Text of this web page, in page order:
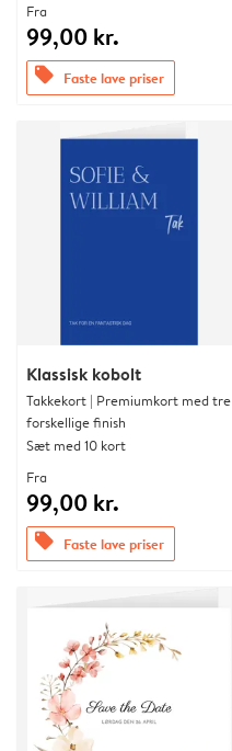
Fra
99,00 kr.
offers Faste lave priser
Klassisk kobolt
Takkekort | Premiumkort med tre
forskellige finish
Sæt med 10 kort
Fra
99,00 kr.
offers Faste lave priser